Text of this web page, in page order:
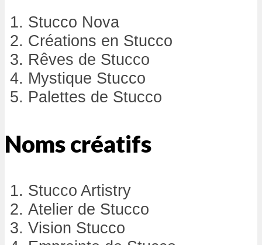
Stucco Nova
Créations en Stucco
Rêves de Stucco
Mystique Stucco
Palettes de Stucco
Noms créatifs
Stucco Artistry
Atelier de Stucco
Vision Stucco